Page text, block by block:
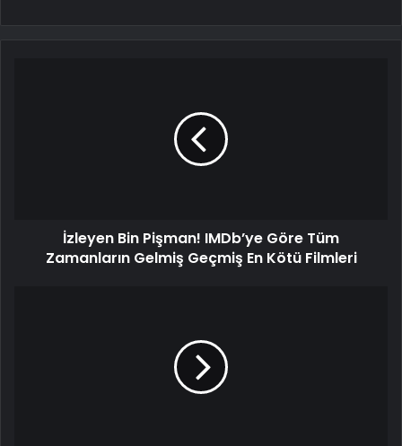
İzleyen Bin Pişman! IMDb’ye Göre Tüm
Zamanların Gelmiş Geçmiş En Kötü Filmleri